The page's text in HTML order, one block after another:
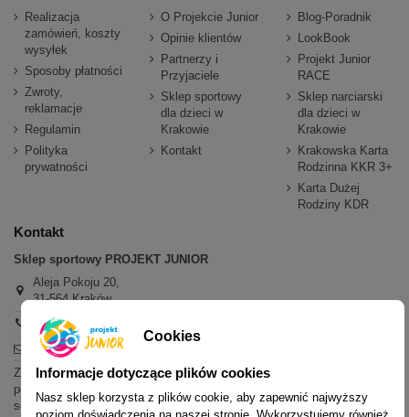
Realizacja
zamówień, koszty
wysyłek
Sposoby płatności
Zwroty,
reklamacje
Regulamin
Polityka
prywatności
O Projekcie Junior
Opinie klientów
Partnerzy i
Przyjaciele
Sklep sportowy
dla dzieci w
Krakowie
Kontakt
Blog-Poradnik
LookBook
Projekt Junior
RACE
Sklep narciarski
dla dzieci w
Krakowie
Krakowska Karta
Rodzinna KKR 3+
Karta Dużej
Rodziny KDR
Kontakt
Sklep sportowy PROJEKT JUNIOR
Aleja Pokoju 20,
31-564 Kraków
+48 600 779 897
sklep@projektjunior.pl
Zapraszamy do sklepu stacjonarnego:
poniedziałek - piątek: 11.00-19.00
sobota: 10.00-14.00
Cookies
Informacje dotyczące plików cookies
Nasz sklep korzysta z plików cookie, aby zapewnić najwyższy